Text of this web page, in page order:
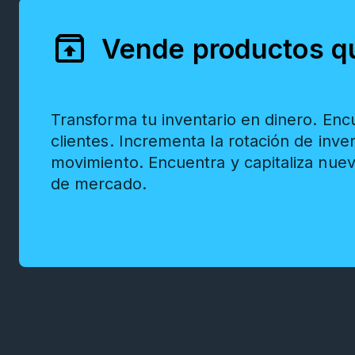
unarchive Vende productos
Transforma tu inventario en dinero.
clientes. Incrementa la rotación de
movimiento. Encuentra y capitaliza
de mercado.